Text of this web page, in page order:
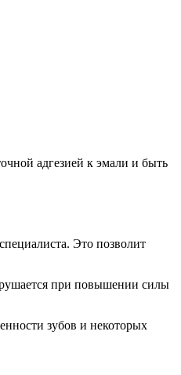
адгезией к эмали и быть
Это позволит
при повышении силы
зубов и некоторых